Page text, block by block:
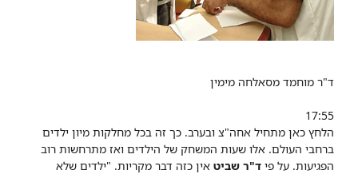
ד"ר מוחמד מסאלחה מימין
17:55
הלחץ כאן מתחיל אחה"צ ובערב. כך זה בכל מחלקות מיון ילדים
ברחבי העולם. אלו שעות המשחק של הילדים ואז מתרחשות רוב
הפגיעות. על פי ד"ר שביט אין כזה דבר מקריות. "ילדים שלא